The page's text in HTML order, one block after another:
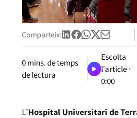
Comparteix:
0mins. de temps
de lectura
Escolta
l'article ·
0:00
L’Hospital Universitari de